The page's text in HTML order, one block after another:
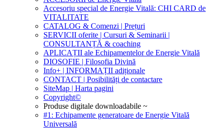
Accesoriu special de Energie Vitală: CHI CARD de
VITALITATE
CATALOG & Comenzi | Prețuri
SERVICII oferite | Cursuri & Seminarii |
CONSULTANȚĂ & coaching
APLICAȚII ale Echipamentelor de Energie Vitală
DIOSOFIE | Filosofia Divină
Info+ | INFORMAȚII adiționale
CONTACT | Posibilități de contactare
SiteMap | Harta pagini
Copyright©
Produse digitale downloadabile ~
#1: Echipamente generatoare de Energie Vitală
Universală